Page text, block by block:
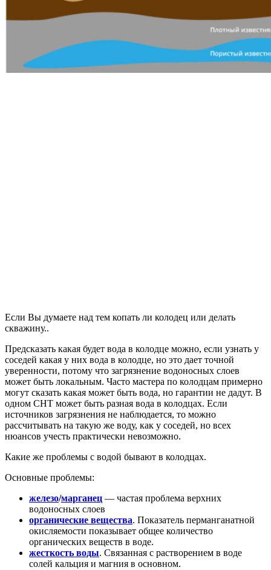
Если Вы думаете над тем копать ли колодец или делать
скважину..
Предсказать какая будет вода в колодце можно, если узнать у
соседей какая у них вода в колодце, но это дает точной
уверенности, потому что загрязнение водоносных слоев
может быть локальным. Часто мастера по колодцам примерно
могут сказать какая может быть вода, но гарантии не дадут. В
одном СНТ может быть разная вода в колодцах. Если
источников загрязнения не наблюдается, то можно
рассчитывать на такую же воду, как у соседей, но всех
нюансов учесть практически невозможно.
Какие же проблемы с водой бывают в колодцах.
Основные проблемы:
железо/марганец — частая проблема верхних
водоносных слоев
органические вещества. Показатель перманганатной
окисляемости показывает общее количество
органических веществ в воде.
жесткость воды. Связанная с растворением в воде
солей кальция и магния в основном.